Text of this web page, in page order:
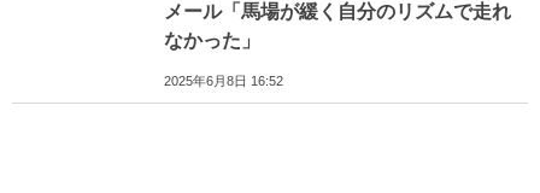
メール「馬場が緩く自分のリズムで走れ
なかった」
2025年6月8日 16:52